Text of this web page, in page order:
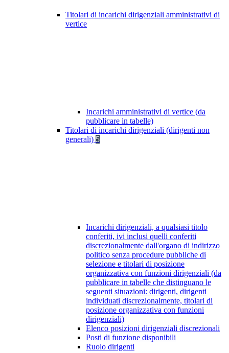
Titolari di incarichi dirigenziali amministrativi di
vertice
Incarichi amministrativi di vertice (da
pubblicare in tabelle)
Titolari di incarichi dirigenziali (dirigenti non
generali) 5
Incarichi dirigenziali, a qualsiasi titolo
conferiti, ivi inclusi quelli conferiti
discrezionalmente dall'organo di indirizzo
politico senza procedure pubbliche di
selezione e titolari di posizione
organizzativa con funzioni dirigenziali (da
pubblicare in tabelle che distinguano le
seguenti situazioni: dirigenti, dirigenti
individuati discrezionalmente, titolari di
posizione organizzativa con funzioni
dirigenziali)
Elenco posizioni dirigenziali discrezionali
Posti di funzione disponibili
Ruolo dirigenti